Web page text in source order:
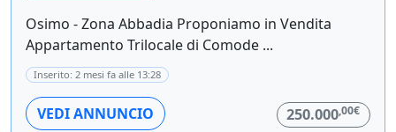
Osimo - Zona Abbadia Proponiamo in Vendita
Appartamento Trilocale di Comode ...
Inserito: 2 mesi fa alle 13:28
VEDI ANNUNCIO 250.000,00€